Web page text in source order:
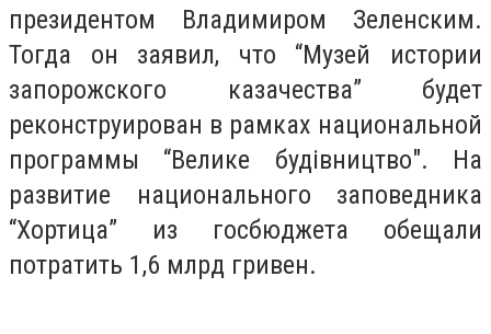
президентом Владимиром Зеленским.
Тогда он заявил, что “Музей истории
запорожского казачества” будет
реконструирован в рамках национальной
программы “Велике будівництво". На
развитие национального заповедника
“Хортица” из госбюджета обещали
потратить 1,6 млрд гривен.